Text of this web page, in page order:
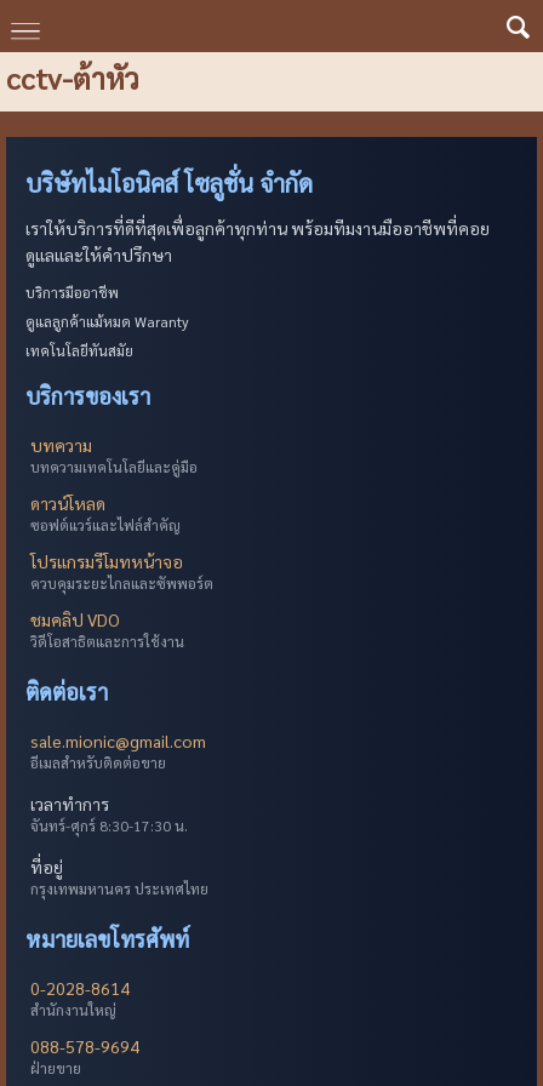
cctv-ต้าหัว
บริษัทไมโอนิคส์ โซลูชั่น จำกัด
เราให้บริการที่ดีที่สุดเพื่อลูกค้าทุกท่าน พร้อมทีมงานมืออาชีพที่คอย
ดูแลและให้คำปรึกษา
บริการมืออาชีพ
ดูแลลูกค้าแม้หมด Waranty
เทคโนโลยีทันสมัย
บริการของเรา
บทความ
บทความเทคโนโลยีและคู่มือ
ดาวน์โหลด
ซอฟต์แวร์และไฟล์สำคัญ
โปรแกรมรีโมทหน้าจอ
ควบคุมระยะไกลและซัพพอร์ต
ชมคลิป VDO
วิดีโอสาธิตและการใช้งาน
ติดต่อเรา
sale.mionic@gmail.com
อีเมลสำหรับติดต่อขาย
เวลาทำการ
จันทร์-ศุกร์ 8:30-17:30 น.
ที่อยู่
กรุงเทพมหานคร ประเทศไทย
หมายเลขโทรศัพท์
0-2028-8614
สำนักงานใหญ่
088-578-9694
ฝ่ายขาย